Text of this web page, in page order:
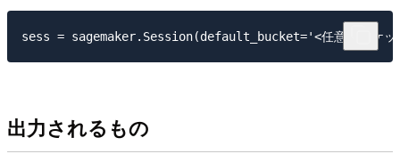
出力されるもの